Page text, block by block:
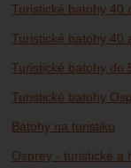
Turistické batohy 40
Turistické batohy 40
Turistické batohy do
Turistické batohy
Batohy na turistiku
Osprey - turistické a